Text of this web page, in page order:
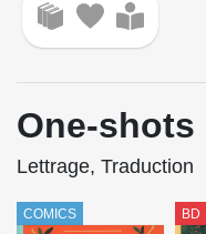
One-shots
Lettrage, Traduction
COMICS BD